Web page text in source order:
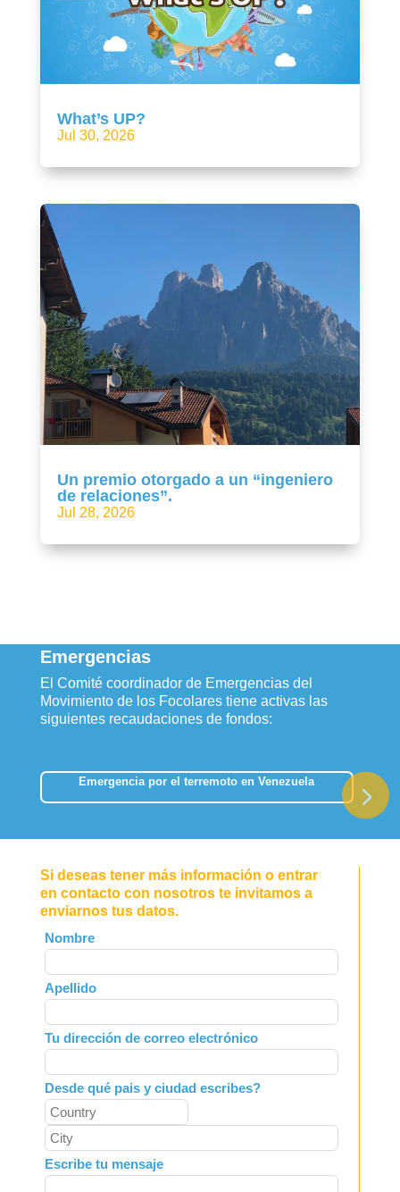
What’s UP?
Jul 30, 2026
Un premio otorgado a un “ingeniero
de relaciones”.
Jul 28, 2026
Emergencias
El Comité coordinador de Emergencias del
Movimiento de los Focolares tiene activas las
siguientes recaudaciones de fondos:
Emergencia por el terremoto en Venezuela
Si deseas tener más información o entrar
en contacto con nosotros te invitamos a
enviarnos tus datos.
Leave
this
field
blank
Nombre
Apellido
Tu dirección de correo electrónico
Desde qué pais y ciudad escribes?
Escribe tu mensaje